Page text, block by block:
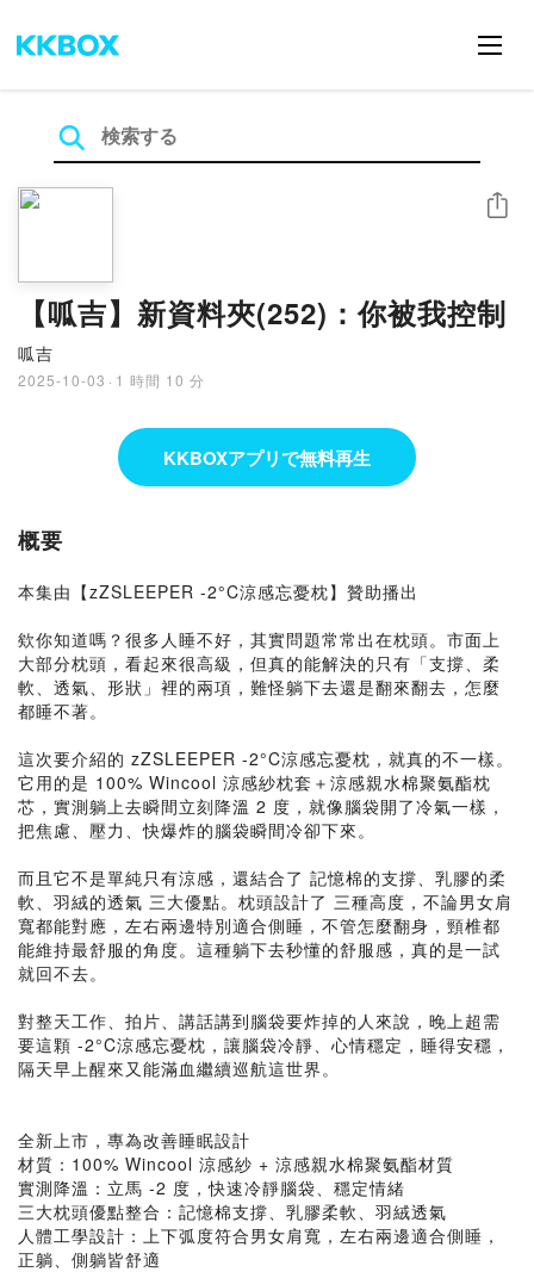
【呱吉】新資料夾(252)：你被我控制
呱吉
2025-10-03 · 1 時間 10 分
シェア
KKBOXアプリで無料再生
概要
本集由【zZSLEEPER -2°C涼感忘憂枕】贊助播出
欸你知道嗎？很多人睡不好，其實問題常常出在枕頭。市面上
大部分枕頭，看起來很高級，但真的能解決的只有「支撐、柔
軟、透氣、形狀」裡的兩項，難怪躺下去還是翻來翻去，怎麼
都睡不著。
這次要介紹的 zZSLEEPER -2°C涼感忘憂枕，就真的不一樣。
它用的是 100% Wincool 涼感紗枕套＋涼感親水棉聚氨酯枕
芯，實測躺上去瞬間立刻降溫 2 度，就像腦袋開了冷氣一樣，
把焦慮、壓力、快爆炸的腦袋瞬間冷卻下來。
而且它不是單純只有涼感，還結合了 記憶棉的支撐、乳膠的柔
軟、羽絨的透氣 三大優點。枕頭設計了 三種高度，不論男女肩
寬都能對應，左右兩邊特別適合側睡，不管怎麼翻身，頸椎都
能維持最舒服的角度。這種躺下去秒懂的舒服感，真的是一試
就回不去。
對整天工作、拍片、講話講到腦袋要炸掉的人來說，晚上超需
要這顆 -2°C涼感忘憂枕，讓腦袋冷靜、心情穩定，睡得安穩，
隔天早上醒來又能滿血繼續巡航這世界。
全新上市，專為改善睡眠設計
材質：100% Wincool 涼感紗 + 涼感親水棉聚氨酯材質
實測降溫：立馬 -2 度，快速冷靜腦袋、穩定情緒
三大枕頭優點整合：記憶棉支撐、乳膠柔軟、羽絨透氣
人體工學設計：上下弧度符合男女肩寬，左右兩邊適合側睡，
正躺、側躺皆舒適